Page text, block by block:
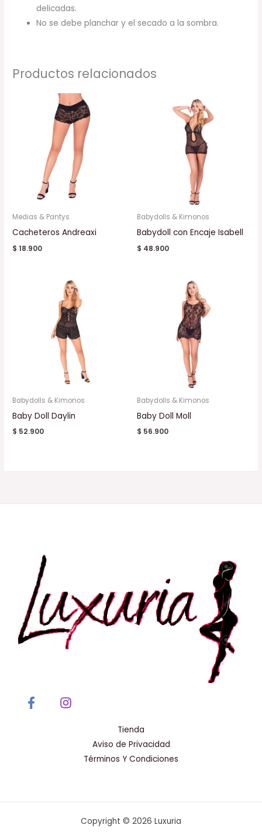
delicadas.
No se debe planchar y el secado a la sombra.
Productos relacionados
Medias & Pantys
Cacheteros Andreaxi
$ 18.900
Babydolls & Kimonos
Babydoll con Encaje Isabell
$ 48.900
Babydolls & Kimonos
Baby Doll Daylin
$ 52.900
Babydolls & Kimonos
Baby Doll Moll
$ 56.900
Tienda
Aviso de Privacidad
Términos Y Condiciones
Copyright © 2026 Luxuria